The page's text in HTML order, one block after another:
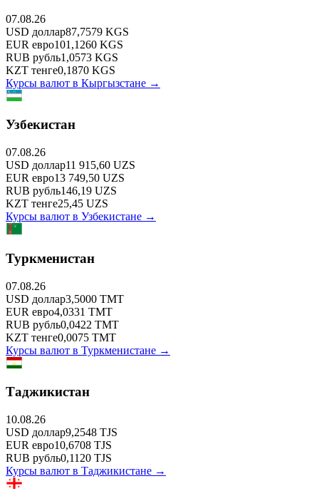
07.08.26
USD доллар87,7579 KGS
EUR евро101,1260 KGS
RUB рубль1,0573 KGS
KZT тенге0,1870 KGS
Курсы валют в Кыргызстане →
Узбекистан
07.08.26
USD доллар11 915,60 UZS
EUR евро13 749,50 UZS
RUB рубль146,19 UZS
KZT тенге25,45 UZS
Курсы валют в Узбекистане →
Туркменистан
07.08.26
USD доллар3,5000 TMT
EUR евро4,0331 TMT
RUB рубль0,0422 TMT
KZT тенге0,0075 TMT
Курсы валют в Туркменистане →
Таджикистан
10.08.26
USD доллар9,2548 TJS
EUR евро10,6708 TJS
RUB рубль0,1120 TJS
Курсы валют в Таджикистане →